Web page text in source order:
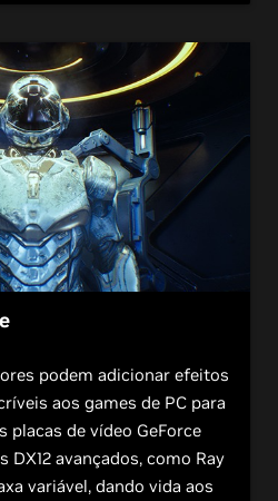
podem adicionar efeitos
aos games de PC para
de vídeo GeForce
DX12 avançados, como Ray
variável, dando vida aos